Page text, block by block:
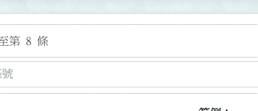
第 8 條